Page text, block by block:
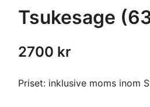
Tsukesage
2700 kr
Priset: inklusive moms inom